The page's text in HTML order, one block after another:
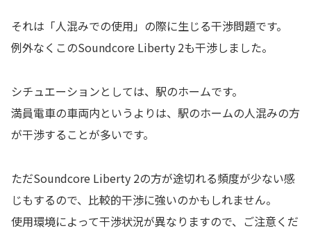
それは「人混みでの使用」の際に生じる干渉問題です。
例外なくこのSoundcore Liberty 2も干渉しました。
シチュエーションとしては、駅のホームです。
満員電車の車両内というよりは、駅のホームの人混みの方
が干渉することが多いです。
ただSoundcore Liberty 2の方が途切れる頻度が少ない感
じもするので、比較的干渉に強いのかもしれません。
使用環境によって干渉状況が異なりますので、ご注意くだ